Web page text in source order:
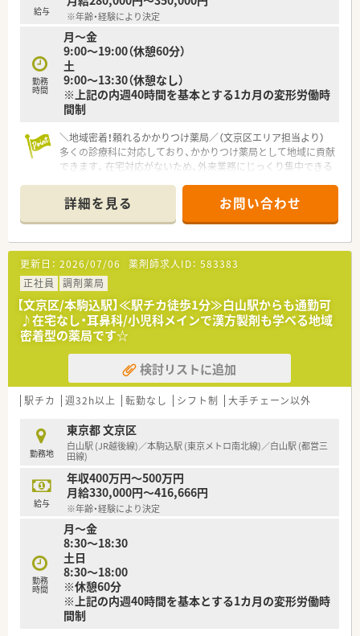
疑問点や不安なこともすぐに相談して解決できる職場です。
■新しいメンバーを温かく迎える社風が根付いており、入社後す
ぐに職場に馴染んでスムーズに業務を開始することができます。
【こんな方にオススメ】
■オンとオフのメリハリをつけて働きたい方にとって、サービス
残業がなく季節休暇がしっかりと確保された環境は大変魅力的
です。
患者さまと長く深い関係性を築いていきたい方に適していま
す。
■3駅から徒歩圏内というアクセスの良さを活かし、毎日の通勤
適です。
給与 ※年齢・経験により決定
勤務
時間
月～金
9:00～19:00（休憩60分）
土
9:00～13:30（休憩なし）
※上記の内週40時間を基本とする1カ月の変形労働時
間制
＼地域密着！頼れるかかりつけ薬局／（文京区エリア担当より）
多くの診療科に対応しており、かかりつけ薬局として地域に貢献
できます。在宅対応がないため、外来業務にじっくり集中できる
＊------------------------------------------＊
【店舗情報と応需状況について】
■都営三田線の千石駅から徒歩で1分ほどの好立地で、通りに面
しているため患者様にとっても非常に分かりやすい場所にあり
ます。
■内科や耳鼻科をはじめ産科や心療内科など非常に多岐にわた
る診療科に対応しており、幅広い処方箋に触れることが可能で
す。
■1000品目以上の豊富な医療用医薬品の在庫を完備しており、
多様なニーズに応えるかかりつけ薬局として機能しています。
【求人情報について】
■正社員として年収400万円から500万円を想定しており、これ
までのご経験や年齢を考慮した上で給与額を決定いたします。
がしっかりと評価され還元される給与体系となっています。
■在宅業務への対応はなく外来調剤が中心の業務となるため、店
舗内での服薬指導や調剤に専念したい方に最適な募集案件で
す。
【勤務実態について】
■勤務形態はシフト制を採用しており、週32時間以上の勤務を
基本としながらプライベートとのバランスを保つことが可能で
す。
■日曜と祝日が固定の休日となっており、その他の休日はシフト
によって決まるため予定が立てやすい安定した勤務体制です。
■残業が発生した場合には時間外手当が別途支給されるため、働
いた分だけしっかりと収入に繋がる仕組みが整っております。
詳細を見る お問い合わせ
更新日： 2026/07/06 薬剤師求人ID： 583383
正社員
調剤薬局
【文京区/本駒込駅】≪駅チカ徒歩1分≫白山駅からも通勤可
♪在宅なし・耳鼻科/小児科メインで漢方製剤も学べる地域
密着型の薬局です☆
検討リストに追加
駅チカ 週32h以上 転勤なし シフト制 大手チェーン以外
勤務地
東京都 文京区
白山駅 (JR越後線)／本駒込駅 (東京メトロ南北線)／白山駅 (都営三
田線)
給与
年収400万円～500万円
月給330,000円～416,666円
※年齢・経験により決定
勤務
時間
月～金
8:30～18:30
土日
8:30～18:00
※休憩60分
※上記の内週40時間を基本とする1カ月の変形労働時
間制